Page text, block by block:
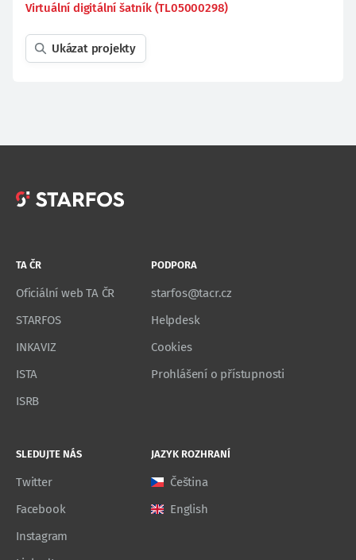
Virtuální digitální šatník (TL05000298)
Ukázat projekty
TA ČR
Oficiální web TA ČR
STARFOS
INKAVIZ
ISTA
ISRB
PODPORA
starfos@tacr.cz
Helpdesk
Cookies
Prohlášení o přístupnosti
SLEDUJTE NÁS
Twitter
Facebook
Instagram
JAZYK ROZHRANÍ
Čeština
English